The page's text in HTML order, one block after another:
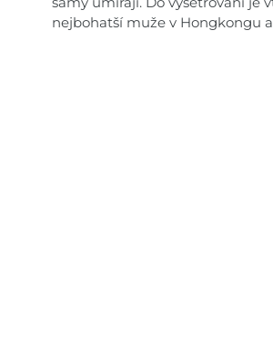
nejbohatší muže v Hongkongu